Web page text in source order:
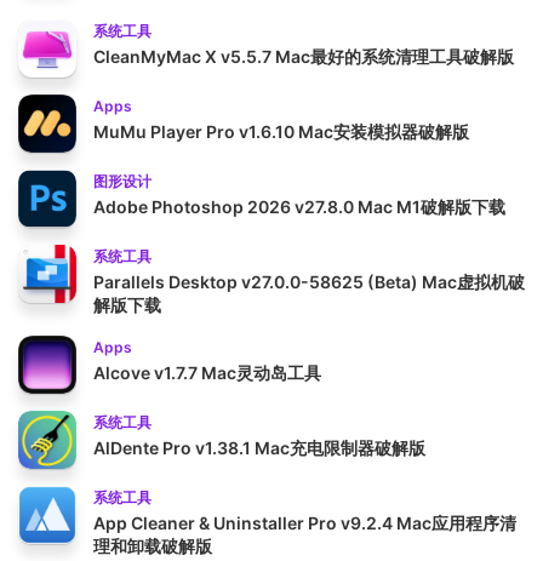
系统工具
CleanMyMac X v5.5.7 Mac最好的系统清理工具破解版
Apps
MuMu Player Pro v1.6.10 Mac安装模拟器破解版
图形设计
Adobe Photoshop 2026 v27.8.0 Mac M1破解版下载
系统工具
Parallels Desktop v27.0.0-58625 (Beta) Mac虚拟机破
解版下载
Apps
Alcove v1.7.7 Mac灵动岛工具
系统工具
AlDente Pro v1.38.1 Mac充电限制器破解版
系统工具
App Cleaner & Uninstaller Pro v9.2.4 Mac应用程序清
理和卸载破解版